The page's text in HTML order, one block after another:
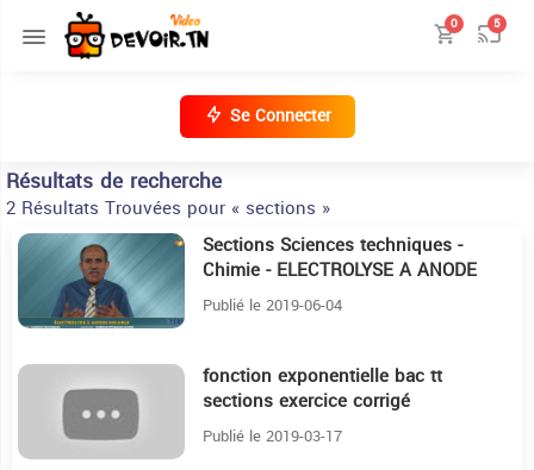
0 5
Se Connecter
Résultats de recherche
2 Résultats Trouvées pour « sections »
Sections Sciences techniques -
Chimie - ELECTROLYSE A ANODE
SOLUBLE
Publié le 2019-06-04
fonction exponentielle bac tt
sections exercice corrigé
Publié le 2019-03-17